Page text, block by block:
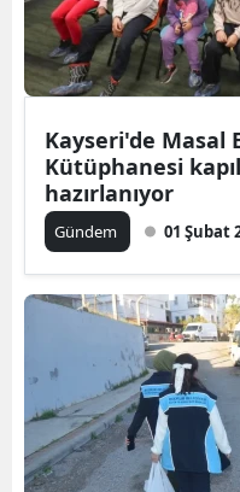
Kayseri'de Masal
Kütüphanesi
hazırlanıyor
Gündem 01 Şubat